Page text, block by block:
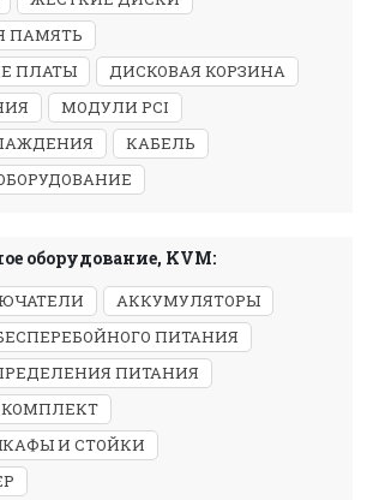
ПАМЯТЬ
ПЛАТЫ
ДИСКОВАЯ КОРЗИНА
МОДУЛИ PCI
КАБЕЛЬ
оборудование, KVM:
АККУМУЛЯТОРЫ
ПИТАНИЯ
ПИТАНИЯ
И СТОЙКИ